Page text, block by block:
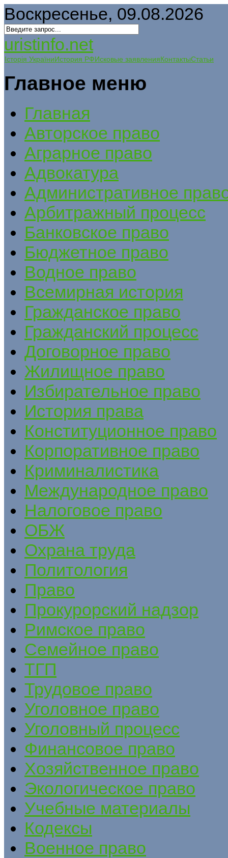
Воскресенье, 09.08.2026
uristinfo.net
Історія УкраїниИстория РФИсковые заявленияКонтактыСтатьи
Главное меню
Главная
Авторское право
Аграрное право
Адвокатура
Административное
Арбитражный процесс
Банковское право
Бюджетное право
Водное право
Всемирная история
Гражданское право
Гражданский процесс
Договорное право
Жилищное право
Избирательное право
История права
Конституционное право
Корпоративное право
Криминалистика
Международное право
Налоговое право
ОБЖ
Охрана труда
Политология
Право
Прокурорский надзор
Римское право
Семейное право
ТГП
Трудовое право
Уголовное право
Уголовный процесс
Финансовое право
Хозяйственное право
Экологическое право
Учебные материалы
Кодексы
Военное право